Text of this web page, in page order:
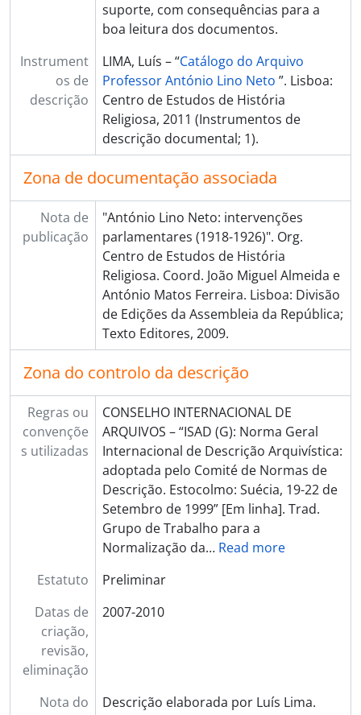
suporte, com consequências para a
boa leitura dos documentos.
Instrument
os de
descrição
LIMA, Luís – “Catálogo do Arquivo
Professor António Lino Neto ”. Lisboa:
Centro de Estudos de História
Religiosa, 2011 (Instrumentos de
descrição documental; 1).
Zona de documentação associada
Nota de
publicação
"António Lino Neto: intervenções
parlamentares (1918-1926)". Org.
Centro de Estudos de História
Religiosa. Coord. João Miguel Almeida e
António Matos Ferreira. Lisboa: Divisão
de Edições da Assembleia da República;
Texto Editores, 2009.
Zona do controlo da descrição
Regras ou
convençõe
s utilizadas
CONSELHO INTERNACIONAL DE
ARQUIVOS – “ISAD (G): Norma Geral
Internacional de Descrição Arquivística:
adoptada pelo Comité de Normas de
Descrição. Estocolmo: Suécia, 19-22 de
Setembro de 1999” [Em linha]. Trad.
Grupo de Trabalho para a
Normalização da… Read more
Estatuto
Preliminar
Datas de
criação,
revisão,
eliminação
2007-2010
Nota do
Descrição elaborada por Luís Lima.